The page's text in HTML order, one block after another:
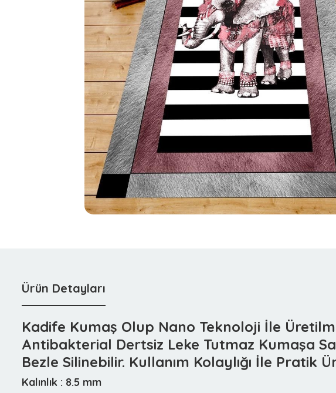
Ürün Detayları
Kadife Kumaş Olup Nano Teknoloji İle
Antibakterial Dertsiz Leke Tutmaz Kumaşa
Bezle Silinebilir. Kullanım Kolaylığı İle Pratik
Kalınlık : 8.5 mm